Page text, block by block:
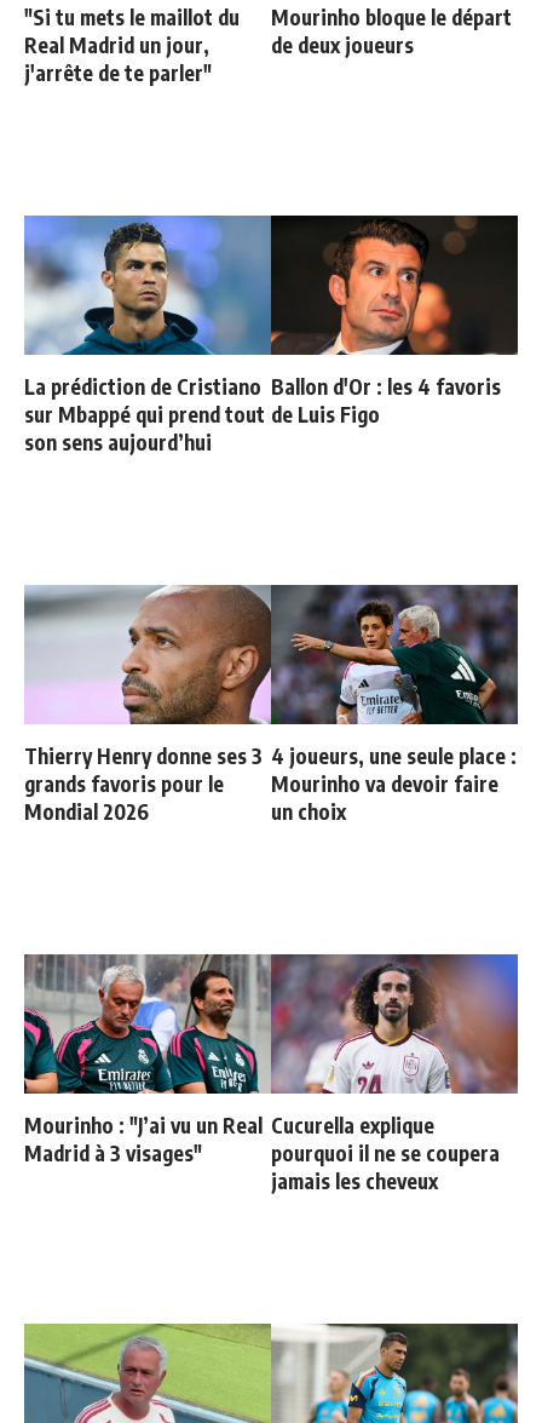
"Si tu mets le maillot du
Real Madrid un jour,
j'arrête de te parler"
Mourinho bloque le départ
de deux joueurs
La prédiction de Cristiano
sur Mbappé qui prend tout
son sens aujourd’hui
Ballon d'Or : les 4 favoris
de Luis Figo
Thierry Henry donne ses 3
grands favoris pour le
Mondial 2026
4 joueurs, une seule place :
Mourinho va devoir faire
un choix
Mourinho : "J’ai vu un Real
Madrid à 3 visages"
Cucurella explique
pourquoi il ne se coupera
jamais les cheveux